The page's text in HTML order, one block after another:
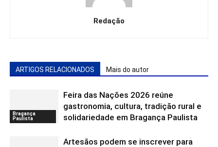
Redação
ARTIGOS RELACIONADOS Mais do autor
Bragança
Paulista
Feira das Nações 2026 reúne
gastronomia, cultura, tradição rural e
solidariedade em Bragança Paulista
Artesãos podem se inscrever para